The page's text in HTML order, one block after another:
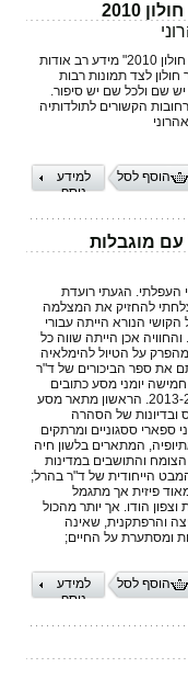
2010
במדריך "רחובות מספרים חולון 2010" מידע רב אודות
חולון לצד תמונות רבות
יש שם ולכל שם יש סיפור.
הקשורים לתולדותיה
למידע
נוסף
הוסף לסל
עם מוגבלות
העפלתי. הגעתי רועדת
להחזיק את המצלמה
הנורא הייתה עבורי
אכן הייתה שווה כל
על הטיול להימלאיה
את ספר הביכורים של ד"ר
יומני מסע כתובים
ומצולמים מן השנים 2013-2009. הראשון מתאר מסע
ובדיונות של הסהרה
ספארי ססגוניים ומרתקים
המתארים בלשון חיה
והתושבים במדינות
הייחודית של ד"ר בהרל;
פיזית אך מתגמל
הודו. אך יותר מהכול
והרפתקנית, שאינה
ומסתערת על החיים;
למידע
נוסף
הוסף לסל